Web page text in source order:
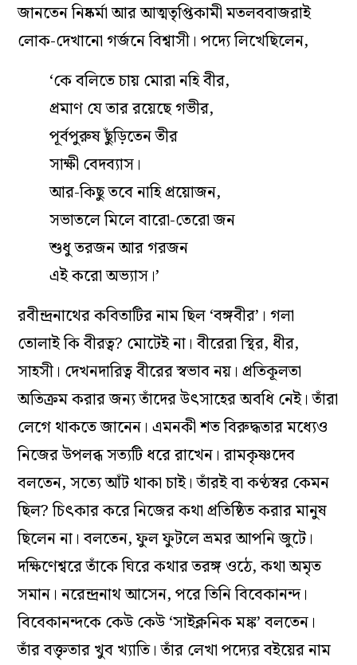
জানতেন নিষ্কর্মা আর আত্মতৃপ্তিকামী মতলববাজরাই
লোক-দেখানো গর্জনে বিশ্বাসী। পদ্যে লিখেছিলেন,
‘কে বলিতে চায় মোরা নহি বীর,
প্রমাণ যে তার রয়েছে গভীর,
পূর্বপুরুষ ছুঁড়িতেন তীর
সাক্ষী বেদব্যাস।
আর-কিছু তবে নাহি প্রয়োজন,
সভাতলে মিলে বারো-তেরো জন
শুধু তরজন আর গরজন
এই করো অভ্যাস।’
রবীন্দ্রনাথের কবিতাটির নাম ছিল ‘বঙ্গবীর’। গলা
তোলাই কি বীরত্ব? মোটেই না। বীরেরা স্থির, ধীর,
সাহসী। দেখনদারিত্ব বীরের স্বভাব নয়। প্রতিকূলতা
অতিক্রম করার জন্য তাঁদের উৎসাহের অবধি নেই। তাঁরা
লেগে থাকতে জানেন। এমনকী শত বিরুদ্ধতার মধ্যেও
নিজের উপলব্ধ সত্যটি ধরে রাখেন। রামকৃষ্ণদেব
বলতেন, সত্যে আঁট থাকা চাই। তাঁরই বা কণ্ঠস্বর কেমন
ছিল? চিৎকার করে নিজের কথা প্রতিষ্ঠিত করার মানুষ
ছিলেন না। বলতেন, ফুল ফুটলে ভ্রমর আপনি জুটে।
দক্ষিণেশ্বরে তাঁকে ঘিরে কথার তরঙ্গ ওঠে, কথা অমৃত
সমান। নরেন্দ্রনাথ আসেন, পরে তিনি বিবেকানন্দ।
বিবেকানন্দকে কেউ কেউ ‘সাইক্লনিক মঙ্ক’ বলতেন।
তাঁর বক্তৃতার খুব খ্যাতি। তাঁর লেখা পদ্যের বইয়ের নাম